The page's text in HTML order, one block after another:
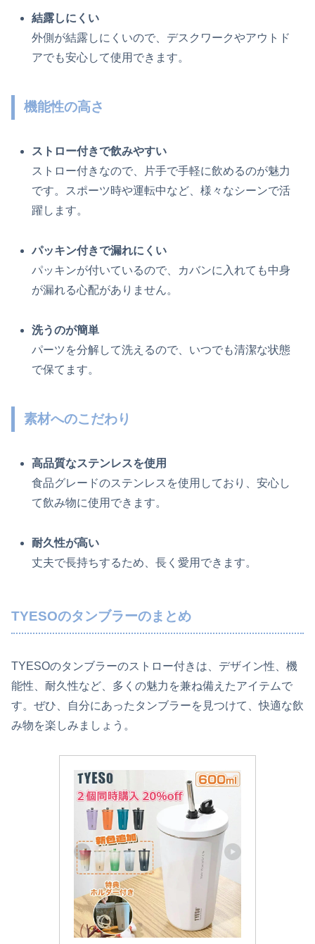
結露しにくい
外側が結露しにくいので、デスクワークやアウトド
アでも安心して使用できます。
機能性の高さ
ストロー付きで飲みやすい
ストロー付きなので、片手で手軽に飲めるのが魅力
です。スポーツ時や運転中など、様々なシーンで活
躍します。
パッキン付きで漏れにくい
パッキンが付いているので、カバンに入れても中身
が漏れる心配がありません。
洗うのが簡単
パーツを分解して洗えるので、いつでも清潔な状態
で保てます。
素材へのこだわり
高品質なステンレスを使用
食品グレードのステンレスを使用しており、安心し
て飲み物に使用できます。
耐久性が高い
丈夫で長持ちするため、長く愛用できます。
TYESOのタンブラーのまとめ
TYESOのタンブラーのストロー付きは、デザイン性、機
能性、耐久性など、多くの魅力を兼ね備えたアイテムで
す。ぜひ、自分にあったタンブラーを見つけて、快適な飲
み物を楽しみましょう。